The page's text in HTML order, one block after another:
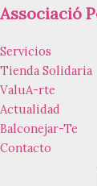
Associació
Servicios
Tienda Solidaria
ValuA-rte
Actualidad
Balconejar-Te
Contacto